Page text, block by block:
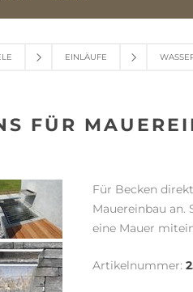
EINLÄUFE
FÜR
Für Becken
Mauereinbau
eine Mauer
Artikelnummer: